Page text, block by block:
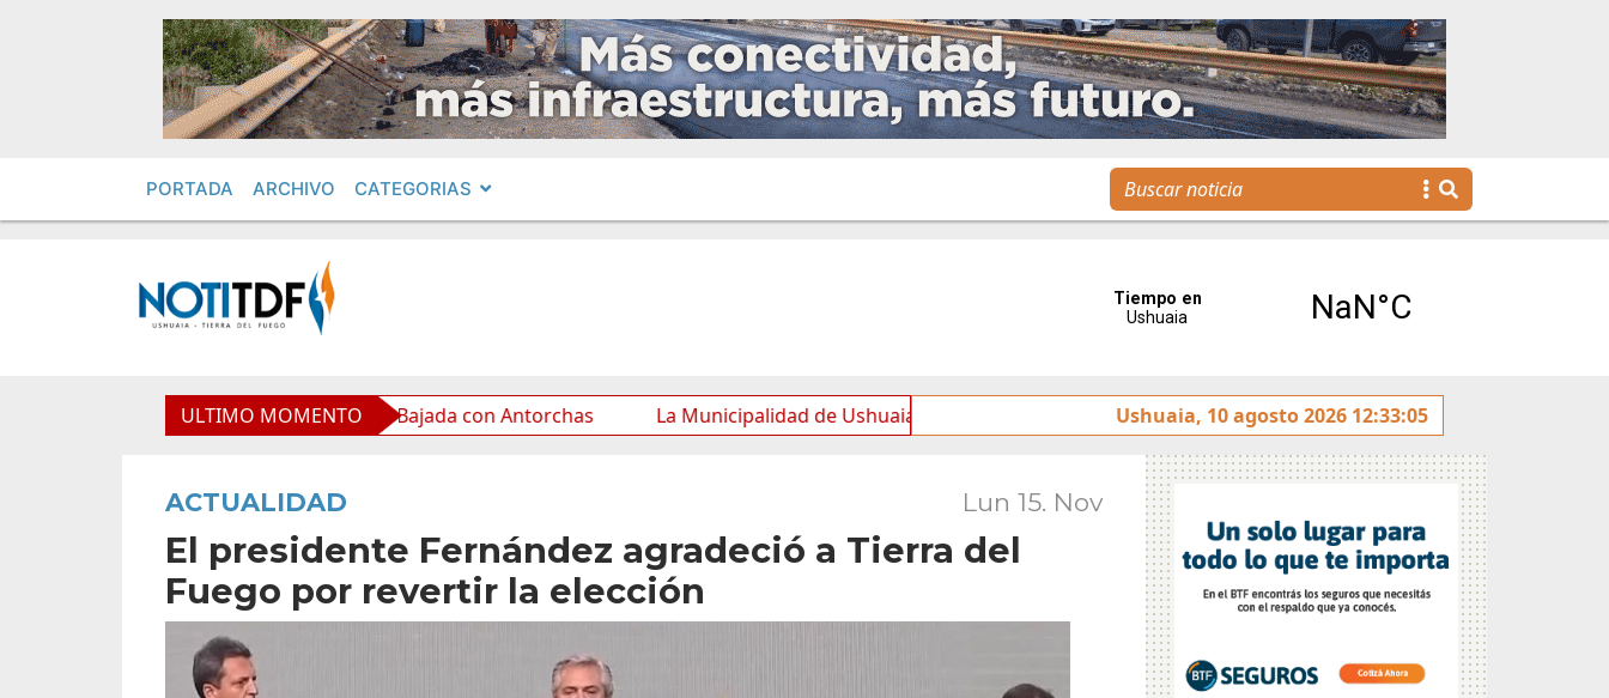
PORTADA ARCHIVO CATEGORIAS
ULTIMO MOMENTO
Legislatura acompañó la clásica Bajada con Antorchas La Municipalidad de Ushuaia acompañó los festejos por el 50° aniversario del Centro Invernal Tierra Mayor
Ushuaia, 10 agosto 2026 12:33:05
ACTUALIDAD Lun 15. Nov
El presidente Fernández agradeció a Tierra del
Fuego por revertir la elección